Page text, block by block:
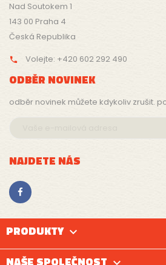
Nad Soutokem 1
143 00 Praha 4
Česká Republika
 Volejte: +420 602 292 490
ODBĚR NOVINEK
odběr novinek můžete kdykoliv zrušit.
NAJDETE NÁS
PRODUKTY 